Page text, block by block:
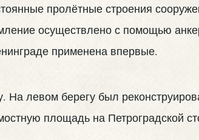
пролётные строения
осуществлено с помощью
применена впервые.
На левом берегу был
площадь на Петроградской